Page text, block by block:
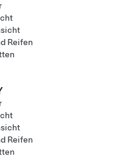
Reifen
Reifen